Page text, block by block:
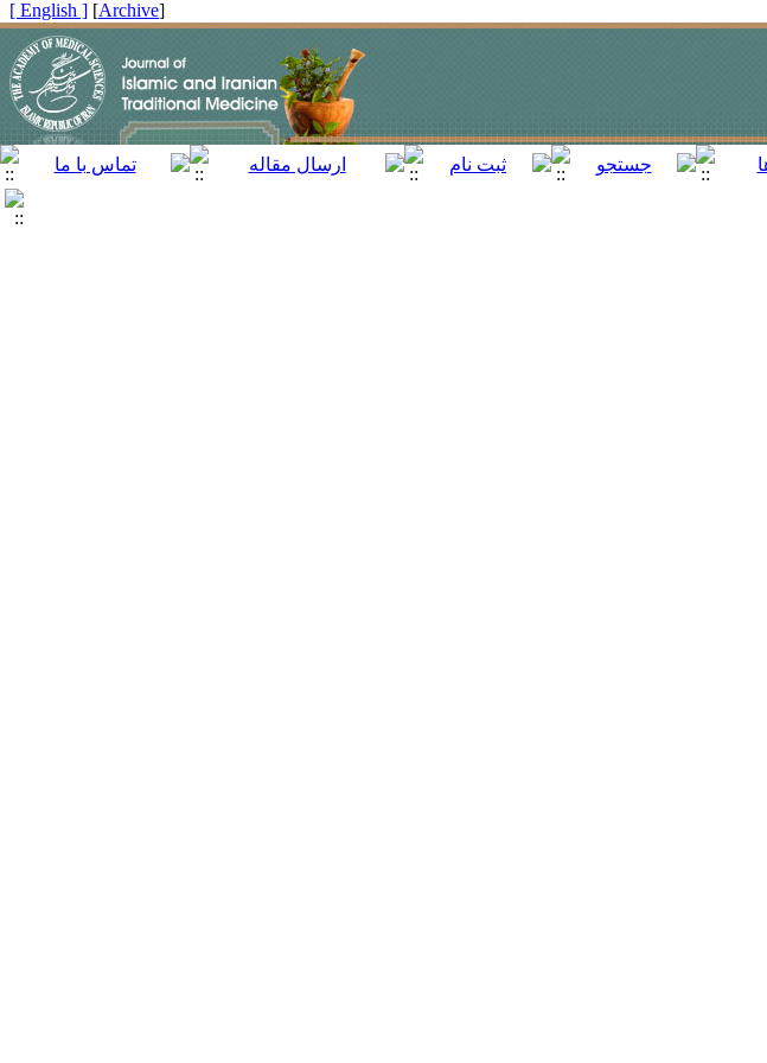
[
Archive
]
[ English ]